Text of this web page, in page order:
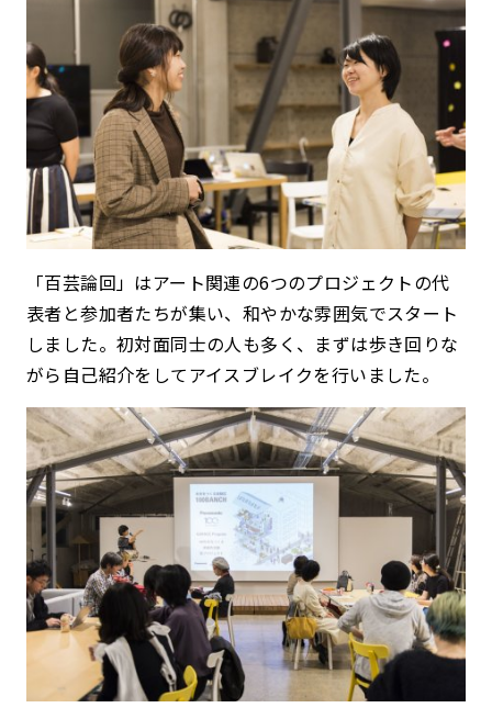
「百芸論回」はアート関連の6つのプロジェクトの代
表者と参加者たちが集い、和やかな雰囲気でスタート
しました。初対面同士の人も多く、まずは歩き回りな
がら自己紹介をしてアイスブレイクを行いました。